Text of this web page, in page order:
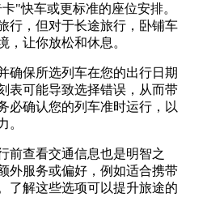
"快车或更标准的座位安排。
行，但对于长途旅行，卧铺车
，让你放松和休息。
确保所选列车在您的出行日期
表可能导致选择错误，从而带
必确认您的列车准时运行，以
。
前查看交通信息也是明智之
外服务或偏好，例如适合携带
了解这些选项可以提升旅途的